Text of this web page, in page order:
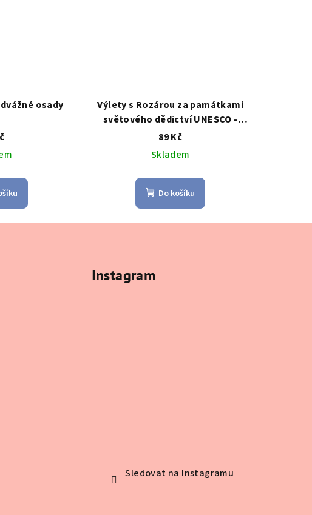
osady
Výlety s Rozárou za památkami
světového dědictví UNESCO -
zámek Litomyšl
89 Kč
Skladem
Do košíku
Instagram
Sledovat na Instagramu